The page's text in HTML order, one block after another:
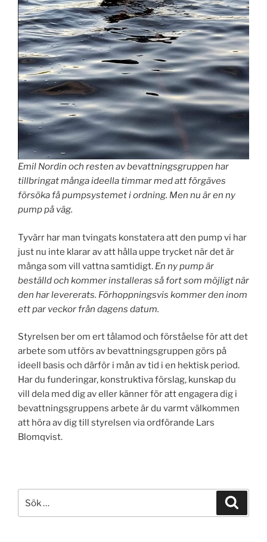
Emil Nordin och resten av bevattningsgruppen har
tillbringat många ideella timmar med att förgäves
försöka få pumpsystemet i ordning. Men nu är en ny
pump på väg.
Tyvärr har man tvingats konstatera att den pump vi har
just nu inte klarar av att hålla uppe trycket när det är
många som vill vattna samtidigt. En ny pump är
beställd och kommer installeras så fort som möjligt när
den har levererats. Förhoppningsvis kommer den inom
ett par veckor från dagens datum.
Styrelsen ber om ert tålamod och förståelse för att det
arbete som utförs av bevattningsgruppen görs på
ideell basis och därför i mån av tid i en hektisk period.
Har du funderingar, konstruktiva förslag, kunskap du
vill dela med dig av eller känner för att engagera dig i
bevattningsgruppens arbete är du varmt välkommen
att höra av dig till styrelsen via ordförande Lars
Blomqvist.
efter: